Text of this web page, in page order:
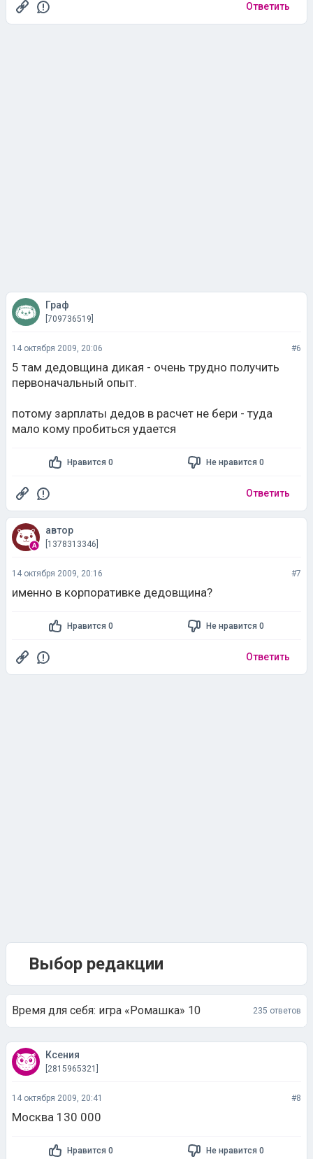
Ответить
Граф
[709736519]
14 октября 2009, 20:06 #6
5 там дедовщина дикая - очень трудно получить
первоначальный опыт.
потому зарплаты дедов в расчет не бери - туда
мало кому пробиться удается
Нравится 0 Не нравится 0
Ответить
автор
[1378313346]
14 октября 2009, 20:16 #7
именно в корпоративке дедовщина?
Нравится 0 Не нравится 0
Ответить
Выбор редакции
Время для себя: игра «Ромашка» 10 235 ответов
Ксения
[2815965321]
14 октября 2009, 20:41 #8
Москва 130 000
Нравится 0 Не нравится 0